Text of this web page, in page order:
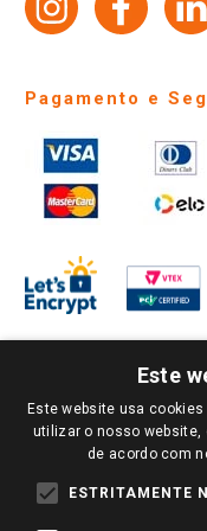
Identidade Visual
Pagamento e
PARA VER OS PREÇOS DA
SUA PREFERÊNCIA.
TODOS OS PREÇOS E
PARA COMPRAS
Este
Este website usa
utilizar o nosso
de acordo com
ESTRITAMENTE